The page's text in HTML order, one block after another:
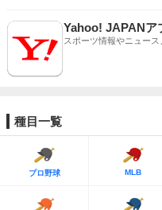
Yahoo! JAPANア
スポーツ情報やニュー
種目一覧
プロ野球 MLB